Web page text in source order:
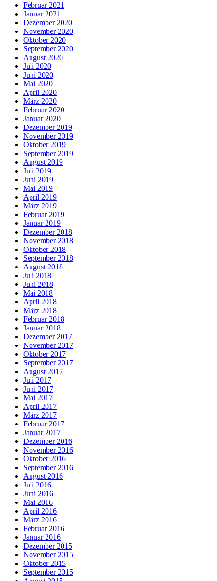
Februar 2021
Januar 2021
Dezember 2020
November 2020
Oktober 2020
September 2020
August 2020
Juli 2020
Juni 2020
Mai 2020
April 2020
März 2020
Februar 2020
Januar 2020
Dezember 2019
November 2019
Oktober 2019
September 2019
August 2019
Juli 2019
Juni 2019
Mai 2019
April 2019
März 2019
Februar 2019
Januar 2019
Dezember 2018
November 2018
Oktober 2018
September 2018
August 2018
Juli 2018
Juni 2018
Mai 2018
April 2018
März 2018
Februar 2018
Januar 2018
Dezember 2017
November 2017
Oktober 2017
September 2017
August 2017
Juli 2017
Juni 2017
Mai 2017
April 2017
März 2017
Februar 2017
Januar 2017
Dezember 2016
November 2016
Oktober 2016
September 2016
August 2016
Juli 2016
Juni 2016
Mai 2016
April 2016
März 2016
Februar 2016
Januar 2016
Dezember 2015
November 2015
Oktober 2015
September 2015